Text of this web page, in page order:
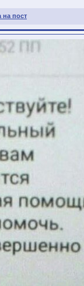
на пост